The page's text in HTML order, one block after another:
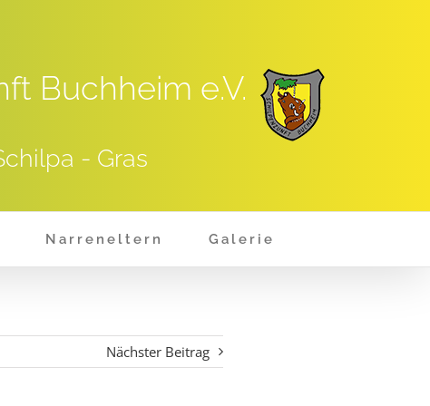
Buchheim e.V.
- Gras
Narreneltern Galerie
Nächster Beitrag